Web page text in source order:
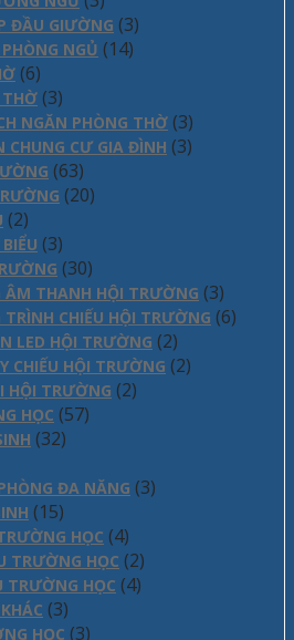
ĐẦU GIƯỜNG (3)
NGỦ (14)
(6)
(3)
NGĂN PHÒNG THỜ (3)
CHUNG CƯ GIA ĐÌNH (3)
(63)
(20)
(2)
(3)
(30)
ÂM THANH HỘI TRƯỜNG (3)
TRÌNH CHIẾU HỘI TRƯỜNG (6)
LED HỘI TRƯỜNG (2)
CHIẾU HỘI TRƯỜNG (2)
HỘI TRƯỜNG (2)
HỌC (57)
(32)
ĐA NĂNG (3)
(15)
HỌC (4)
TRƯỜNG HỌC (2)
TRƯỜNG HỌC (4)
(3)
HỌC (3)